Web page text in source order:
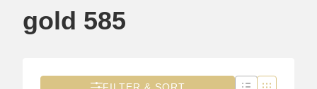
gold 585